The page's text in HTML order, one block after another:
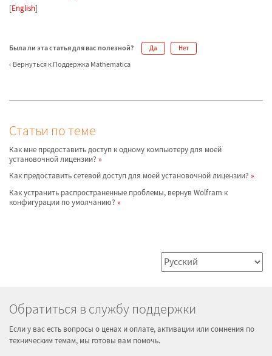
[English]
Была ли эта статья для вас полезной? Да Нет
Вернуться к Поддержка Mathematica
Статьи по теме
Как мне предоставить доступ к одному компьютеру для моей
установочной лицензии?
Как предоставить сетевой доступ для моей установочной лицензии?
Как устранить распространенные проблемы, вернув Wolfram к
конфигурации по умолчанию?
Обратиться в службу поддержки
Если у вас есть вопросы о ценах и оплате, активации или сомнения по
техническим темам, мы готовы вам помочь.